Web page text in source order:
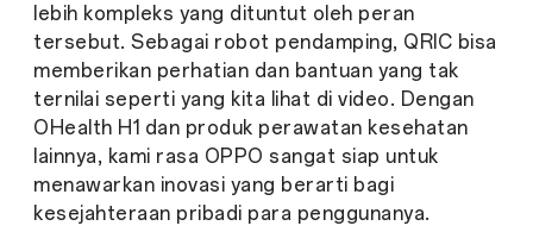
lebih kompleks yang dituntut oleh peran
tersebut. Sebagai robot pendamping, QRIC bisa
memberikan perhatian dan bantuan yang tak
ternilai seperti yang kita lihat di video. Dengan
OHealth H1 dan produk perawatan kesehatan
lainnya, kami rasa OPPO sangat siap untuk
menawarkan inovasi yang berarti bagi
kesejahteraan pribadi para penggunanya.